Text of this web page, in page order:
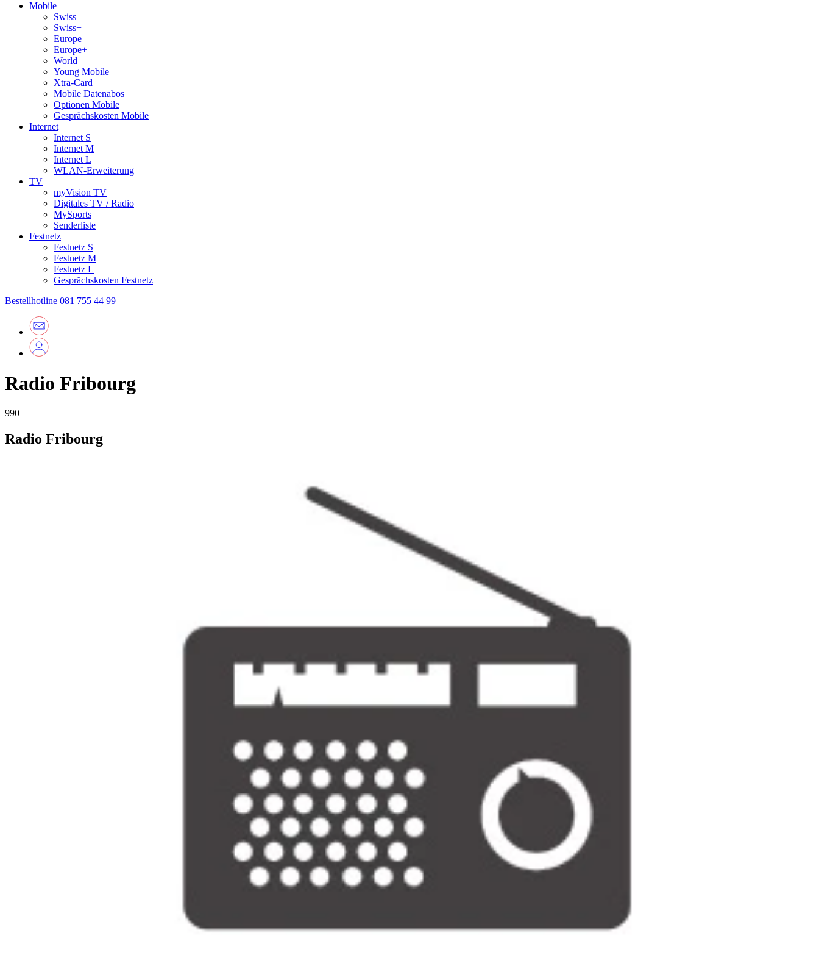
Mobile
Swiss
Swiss+
Europe
Europe+
World
Young Mobile
Xtra-Card
Mobile Datenabos
Optionen Mobile
Gesprächskosten Mobile
Internet
Internet S
Internet M
Internet L
WLAN-Erweiterung
TV
myVision TV
Digitales TV / Radio
MySports
Senderliste
Festnetz
Festnetz S
Festnetz M
Festnetz L
Gesprächskosten Festnetz
Bestellhotline 081 755 44 99
Radio Fribourg
990
Radio Fribourg